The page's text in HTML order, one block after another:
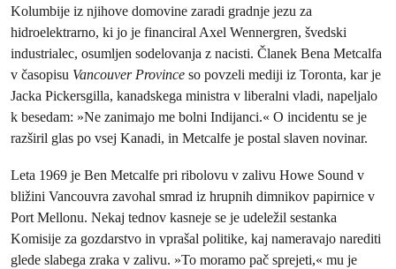
Kolumbije iz njihove domovine zaradi gradnje jezu za
hidroelektrarno, ki jo je financiral Axel Wennergren, švedski
industrialec, osumljen sodelovanja z nacisti. Članek Bena Metcalfa
v časopisu Vancouver Province so povzeli mediji iz Toronta, kar je
Jacka Pickersgilla, kanadskega ministra v liberalni vladi, napeljalo
k besedam: »Ne zanimajo me bolni Indijanci.« O incidentu se je
razširil glas po vsej Kanadi, in Metcalfe je postal slaven novinar.
Leta 1969 je Ben Metcalfe pri ribolovu v zalivu Howe Sound v
bližini Vancouvra zavohal smrad iz hrupnih dimnikov papirnice v
Port Mellonu. Nekaj tednov kasneje se je udeležil sestanka
Komisije za gozdarstvo in vprašal politike, kaj nameravajo narediti
glede slabega zraka v zalivu. »To moramo pač sprejeti,« mu je